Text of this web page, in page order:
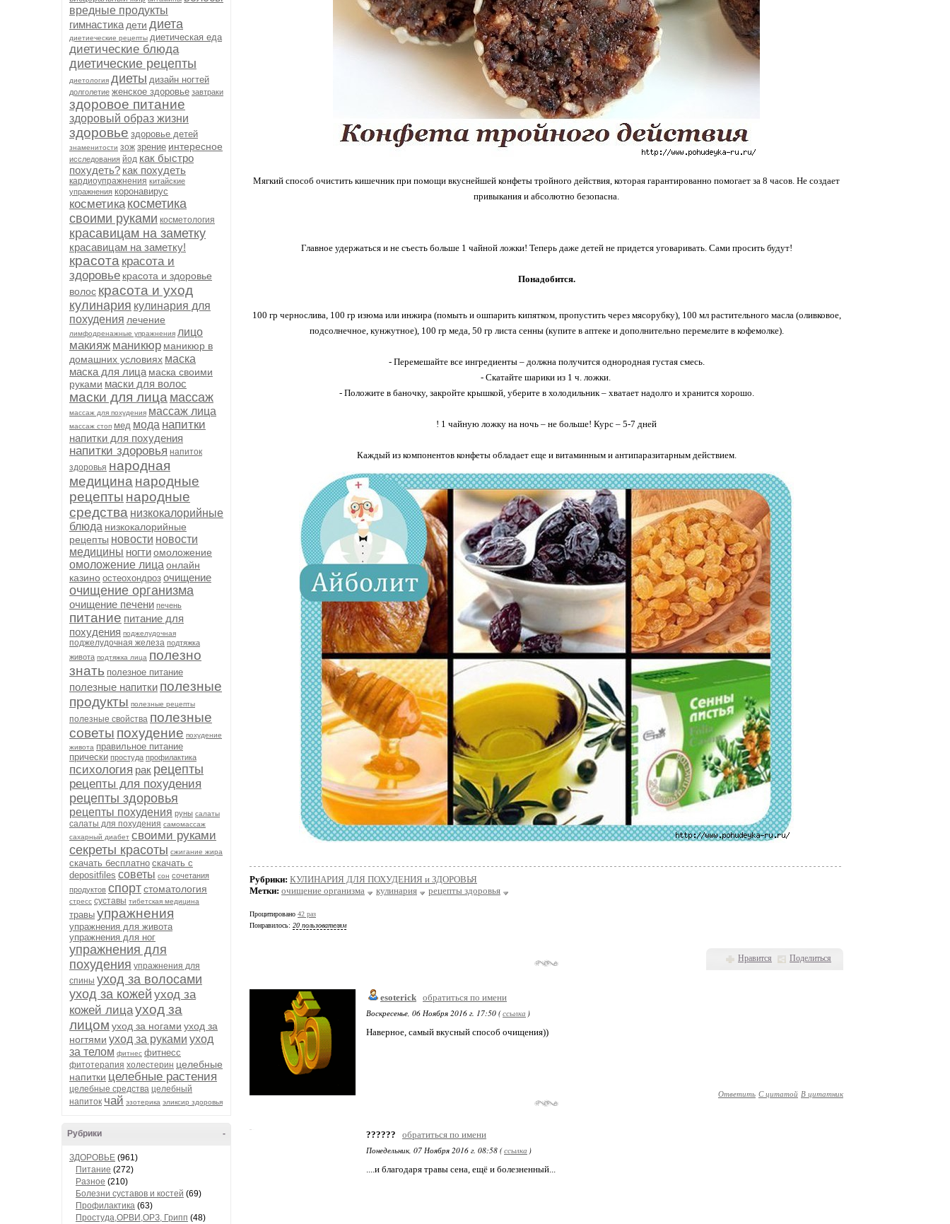
вредные продукты
гимнастика дети диета
диетиеческие рецепты диетическая еда
диетические блюда
диетические рецепты
диетология диеты дизайн ногтей
долголетие женское здоровье завтраки
здоровое питание
здоровый образ жизни
здоровье здоровье детей
знаменитости зож зрение интересное
исследования йод как быстро
похудеть? как похудеть
кардиоупражнения китайские
упражнения коронавирус
косметика косметика
своими руками косметология
красавицам на заметку
красавицам на заметку!
красота красота и
здоровье красота и здоровье
волос красота и уход
кулинария кулинария для
похудения лечение
лимфодренажные упражнения лицо
макияж маникюр маникюр в
домашних условиях маска
маска для лица маска своими
руками маски для волос
маски для лица массаж
массаж для похудения массаж лица
массаж стоп мед мода напитки
напитки для похудения
напитки здоровья напиток
здоровья народная
медицина народные
рецепты народные
средства низкокалорийные
блюда низкокалорийные
рецепты новости новости
медицины ногтиомоложение
омоложение лица онлайн
казино остеохондроз очищение
очищение организма
очищение печени печень
питание питание для
похудения поджелудочная
поджелудочная железа подтяжка
живота подтяжка лица полезно
знать полезное питание
полезные напитки полезные
продукты полезные рецепты
полезные свойства полезные
советы похудение похудение
живота правильное питание
прически простуда профилактика
психология рак рецепты
рецепты для похудения
рецепты здоровья
рецепты похудения руны салаты
салаты для похудения самомассаж
сахарный диабет своими руками
секреты красоты сжигание жира
скачать бесплатно скачать с
depositfiles советы сон сочетания
продуктов спортстоматология
стресс суставы тибетская медицина
травы упражнения
упражнения для живота
упражнения для ног
упражнения для
похудения упражнения для
спины уход за волосами
уход за кожей уход за
кожей лицауход за
лицом уход за ногами уход за
ногтями уход за руками уход
за телом фитнес фитнесс
фитотерапия холестерин целебные
напитки целебные растения
целебные средства целебный
напиток чай эзотерика эликсир здоровья
-
Рубрики
ЗДОРОВЬЕ (961)
Питание (272)
Разное (210)
Болезни суставов и костей (69)
Профилактика (63)
Простуда,ОРВИ,ОРЗ, Грипп (48)
Мягкий способ очистить кишечник при помощи вкуснейшей конфеты тройного действия, которая гарантированно помогает за 8 часов. Не создает
привыкания и абсолютно безопасна.
Главное удержаться и не съесть больше 1 чайной ложки! Теперь даже детей не придется уговаривать. Сами просить будут!
Понадобится.
100 гр чернослива, 100 гр изюма или инжира (помыть и ошпарить кипятком, пропустить через мясорубку), 100 мл растительного масла (оливковое,
подсолнечное, кунжутное), 100 гр меда, 50 гр листа сенны (купите в аптеке и дополнительно перемелите в кофемолке).
- Перемешайте все ингредиенты – должна получится однородная густая смесь.
- Скатайте шарики из 1 ч. ложки.
- Положите в баночку, закройте крышкой, уберите в холодильник – хватает надолго и хранится хорошо.
! 1 чайную ложку на ночь – не больше! Курс – 5-7 дней
Каждый из компонентов конфеты обладает еще и витаминным и антипаразитарным действием.
Рубрики: КУЛИНАРИЯ ДЛЯ ПОХУДЕНИЯ и ЗДОРОВЬЯ
Метки: очищение организма кулинария рецепты здоровья
Процитировано 42 раз
Понравилось: 20 пользователям
Нравится Поделиться
esoterick обратиться по имени
Воскресенье, 06 Ноября 2016 г. 17:50 (ссылка )
Наверное, самый вкусный способ очищения))
Ответить С цитатой В цитатник
??????
обратиться по имени
Понедельник, 07 Ноября 2016 г. 08:58 (ссылка )
....и благодаря травы сена, ещё и болезненный...